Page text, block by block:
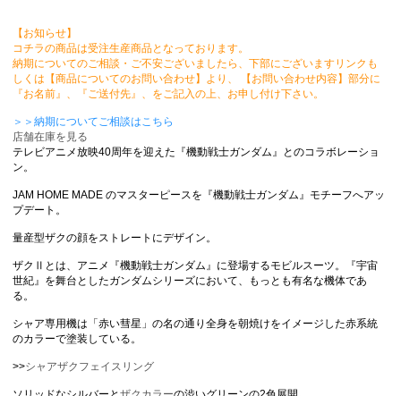
【お知らせ】
コチラの商品は受注生産商品となっております。
納期についてのご相談・ご不安ございましたら、下部にございますリンクも
しくは【商品についてのお問い合わせ】より、 【お問い合わせ内容】部分に
『お名前』、『ご送付先』、をご記入の上、お申し付け下さい。
＞＞納期についてご相談はこちら
店舗在庫を見る
テレビアニメ放映40周年を迎えた『機動戦士ガンダム』とのコラボレーショ
ン。
JAM HOME MADE のマスターピースを『機動戦士ガンダム』モチーフへアッ
プデート。
量産型ザクの顔をストレートにデザイン。
ザクⅡとは、アニメ『機動戦士ガンダム』に登場するモビルスーツ。『宇宙
世紀』を舞台としたガンダムシリーズにおいて、もっとも有名な機体であ
る。
シャア専用機は「赤い彗星」の名の通り全身を朝焼けをイメージした赤系統
のカラーで塗装している。
>>シャアザクフェイスリング